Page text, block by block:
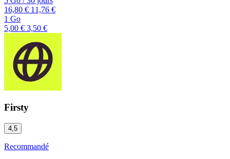
16,80 € 11,76 €
1 Go
5,00 € 3,50 €
Firsty
4,5
Recommandé